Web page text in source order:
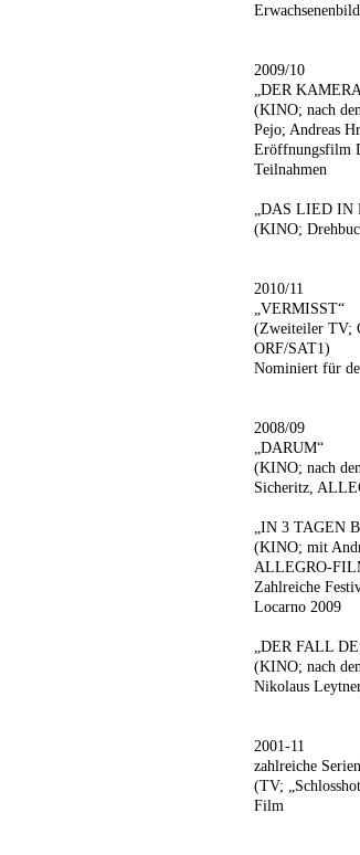
2009/10
„DER
(KINO; nach
Pejo; Andreas
Eröffnungsfilm
Teilnahmen
„DAS LIED IN
(KINO;
2010/11
„VERMISST“
(Zweiteiler TV;
ORF/SAT1)
Nominiert für
2008/09
„DARUM“
(KINO; nach
Sicheritz,
„IN 3 TAGEN
(KINO; mit
ALLEGRO-
Zahlreiche
Locarno 2009
„DER FALL
(KINO; nach
Nikolaus
2001-11
zahlreiche
(TV;
Film